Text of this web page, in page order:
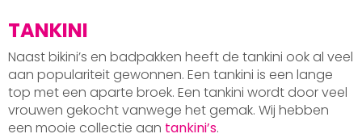
TANKINI
Naast bikini’s en badpakken heeft de tankini ook al veel
aan populariteit gewonnen. Een tankini is een lange
top met een aparte broek. Een tankini wordt door veel
vrouwen gekocht vanwege het gemak. Wij hebben
een mooie collectie aan tankini’s.